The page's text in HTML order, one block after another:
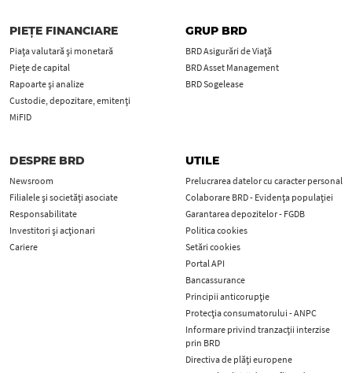
PIEȚE FINANCIARE
Piața valutară și monetară
Piețe de capital
Rapoarte și analize
Custodie, depozitare, emitenți
MiFID
GRUP BRD
BRD Asigurări de Viață
BRD Asset Management
BRD Sogelease
DESPRE BRD
Newsroom
Filialele și societăți asociate
Responsabilitate
Investitori și acționari
Cariere
UTILE
Prelucrarea datelor cu caracter personal
Colaborare BRD - Evidența populației
Garantarea depozitelor - FGDB
Politica cookies
Setări cookies
Portal API
Bancassurance
Principii anticorupţie
Protecţia consumatorului - ANPC
Informare privind tranzacții interzise
prin BRD
Directiva de plăți europene